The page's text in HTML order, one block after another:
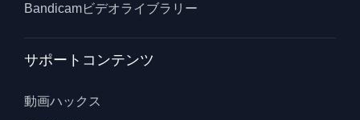
Bandicamビデオライブラリー
サポートコンテンツ
動画ハックス